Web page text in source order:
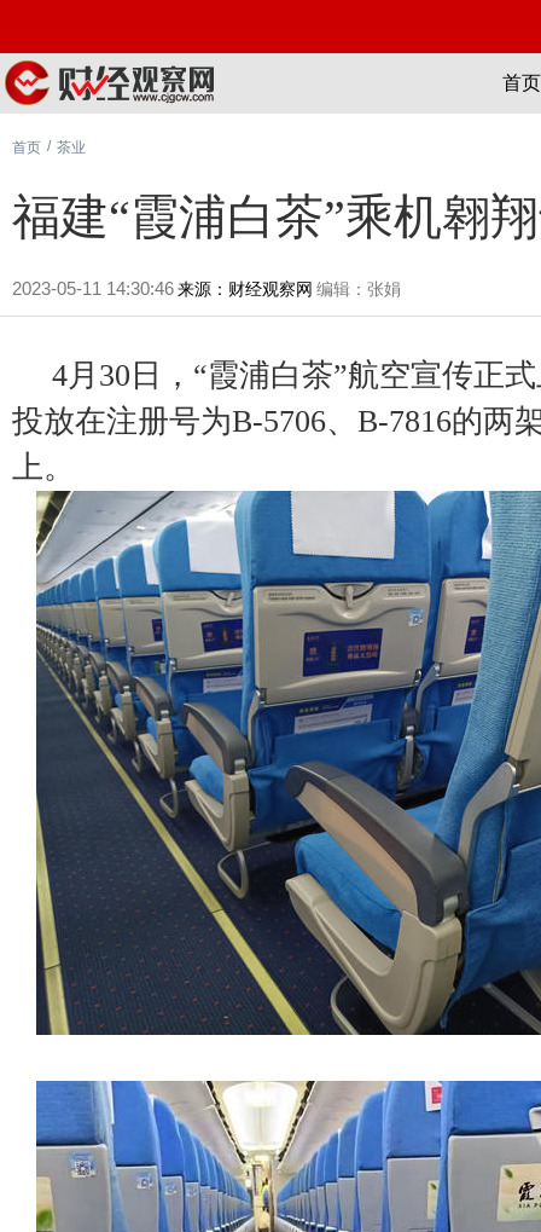
首页
首页 / 茶业
福建“霞浦白茶”乘机翱
2023-05-11 14:30:46来源：财经观察网 编辑：张娟
4月30日，“霞浦白茶”航空宣传正
投放在注册号为B-5706、B-7816的两
上。